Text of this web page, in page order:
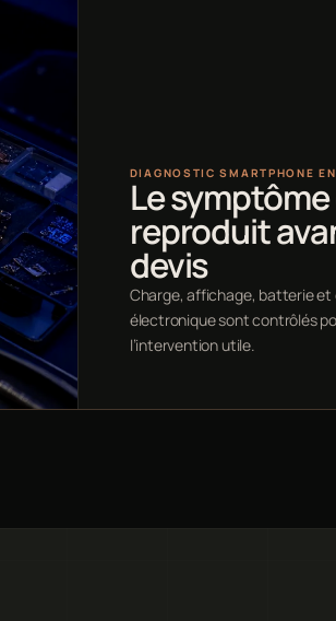
DIAGNOSTIC SMARTPHONE
Le
reproduit
devis
Charge, affichage, batterie
électronique sont contrôlés
l’intervention utile.